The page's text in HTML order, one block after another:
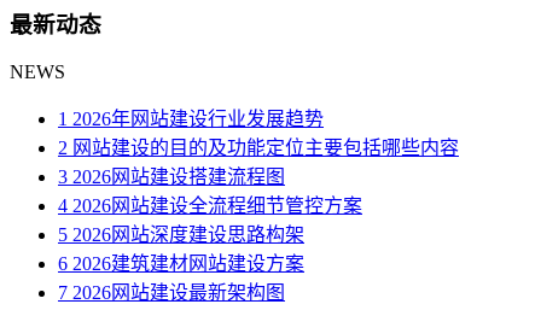
最新动态
NEWS
1 2026年网站建设行业发展趋势
2 网站建设的目的及功能定位主要包括哪些内容
3 2026网站建设搭建流程图
4 2026网站建设全流程细节管控方案
5 2026网站深度建设思路构架
6 2026建筑建材网站建设方案
7 2026网站建设最新架构图